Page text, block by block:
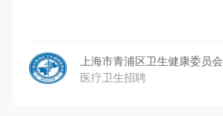
上海市青浦区卫生健康委员会
医疗卫生招聘